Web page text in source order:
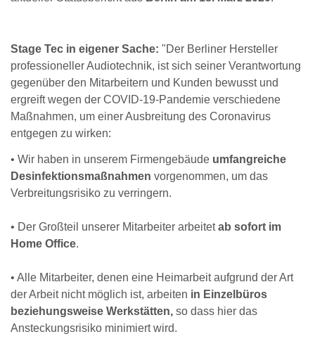
Stage Tec in eigener Sache: "Der Berliner Hersteller
professioneller Audiotechnik, ist sich seiner Verantwortung
gegenüber den Mitarbeitern und Kunden bewusst und
ergreift wegen der COVID-19-Pandemie verschiedene
Maßnahmen, um einer Ausbreitung des Coronavirus
entgegen zu wirken:
• Wir haben in unserem Firmengebäude umfangreiche
Desinfektionsmaßnahmen vorgenommen, um das
Verbreitungsrisiko zu verringern.
• Der Großteil unserer Mitarbeiter arbeitetab sofort im
Home Office.
• Alle Mitarbeiter, denen eine Heimarbeit aufgrund der Art
der Arbeit nicht möglich ist, arbeiten in Einzelbüros
beziehungsweise Werkstätten, so dass hier das
Ansteckungsrisiko minimiert wird.